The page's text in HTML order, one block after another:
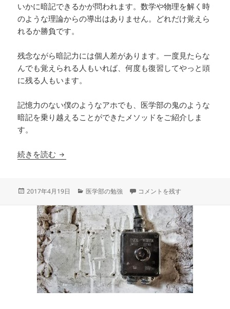
いかに暗記できるかが問われます。数学や物理を解く時
のような理論からの導出はありません。どれだけ覚えら
れるか勝負です。
残念ながら暗記力には個人差があります。一度見たらな
んでも覚えられる人もいれば、何度も復習してやっと頭
に残る人もいます。
記憶力のない僕のようなアホでも、医学部の鬼のような
暗記を乗り越えることができたメソッドをご紹介しま
す。
続きを読む 記憶力が無い人が暗記力を高める方法
投
2017年4月19日
カ
ゴ
リ
ー
医学部の勉強 記憶力が無い人が暗記力を高め
コメントを残す